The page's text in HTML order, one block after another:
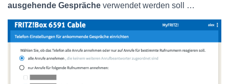
ausgehende Gespräche verwendet werden soll …